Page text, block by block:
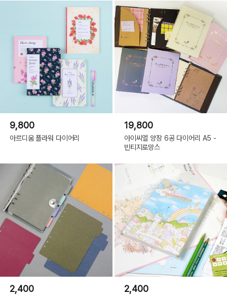
9,800
아르디움 플라워 다이어리
19,800
아이씨엘 양장 6공 다이어리 A5 -
빈티지로망스
2,400 2,400